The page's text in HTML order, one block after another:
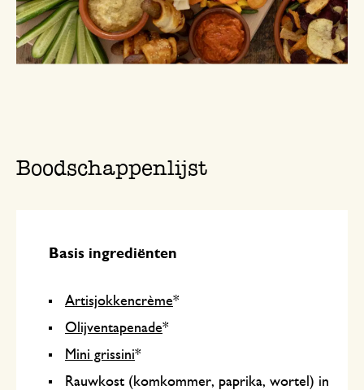
Boodschappenlijst
Basis ingrediënten
Artisjokkencrème*
Olijventapenade*
Mini grissini*
Rauwkost (komkommer, paprika, wortel) in